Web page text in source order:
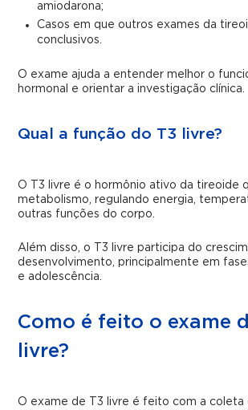
amiodarona;
Casos em que outros exames da
conclusivos.
O exame ajuda a entender melhor o
hormonal e orientar a investigação clínica.
Qual a função do T3 livre?
O T3 livre é o hormônio ativo da tireoide
metabolismo, regulando energia,
outras funções do corpo.
Além disso, o T3 livre participa do
desenvolvimento, principalmente em
e adolescência.
Como é feito o exame
livre?
O exame de T3 livre é feito com a coleta